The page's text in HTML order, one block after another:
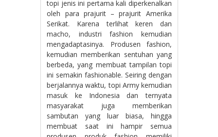
topi jenis ini pertama kali diperkenalkan
oleh para prajurit – prajurit Amerika
Serikat. Karena terlihat keren dan
macho, industri fashion kemudian
mengadaptasinya. Produsen fashion,
kemudian memberikan sentuhan yang
berbeda, yang membuat tampilan topi
ini semakin fashionable. Seiring dengan
berjalannya waktu, topi Army kemudian
masuk ke Indonesia dan ternyata
masyarakat juga memberikan
sambutan yang luar biasa, hingga
membuat saat ini hampir semua